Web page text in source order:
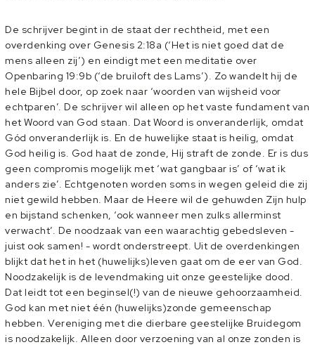
De schrijver begint in de staat der rechtheid, met een
overdenking over Genesis 2:18a (‘Het is niet goed dat de
mens alleen zij’) en eindigt met een meditatie over
Openbaring 19:9b (‘de bruiloft des Lams’). Zo wandelt hij de
hele Bijbel door, op zoek naar ‘woorden van wijsheid voor
echtparen’. De schrijver wil alleen op het vaste fundament van
het Woord van God staan. Dat Woord is onveranderlijk, omdat
Gód onveranderlijk is. En de huwelijke staat is heilig, omdat
God heilig is. God haat de zonde, Hij straft de zonde. Er is dus
geen compromis mogelijk met ‘wat gangbaar is’ of ‘wat ik
anders zie’. Echtgenoten worden soms in wegen geleid die zij
niet gewild hebben. Maar de Heere wil de gehuwden Zijn hulp
en bijstand schenken, ‘ook wanneer men zulks allerminst
verwacht’. De noodzaak van een waarachtig gebedsleven -
juist ook samen! - wordt onderstreept. Uit de overdenkingen
blijkt dat het in het (huwelijks)leven gaat om de eer van God.
Noodzakelijk is de levendmaking uit onze geestelijke dood.
Dat leidt tot een beginsel(!) van de nieuwe gehoorzaamheid.
God kan met niet één (huwelijks)zonde gemeenschap
hebben. Vereniging met die dierbare geestelijke Bruidegom
is noodzakelijk. Alleen door verzoening van al onze zonden is